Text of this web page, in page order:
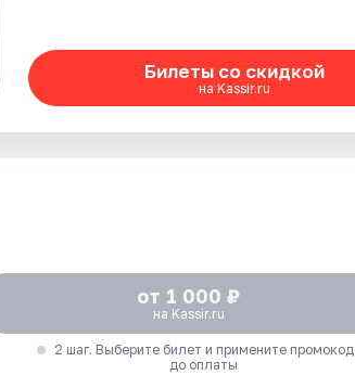
Билеты со скидкой
на Kassir.ru
от 1 000 ₽
на Kassir.ru
2 шаг. Выберите билет и примените промокод
до оплаты